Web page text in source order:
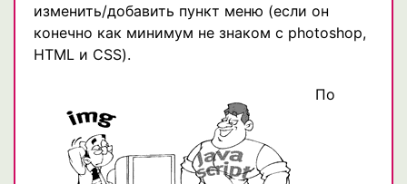
изменить/добавить пункт меню (если он
конечно как минимум не знаком с photoshop,
HTML и CSS).
По